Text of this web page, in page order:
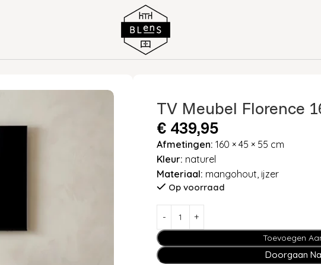
TV Meubel Florence
€ 439,95
Afmetingen: 160 × 45 × 55 cm
Kleur: naturel
Materiaal: mangohout, ijzer
Op voorraad
Toevoegen
Doorgaan